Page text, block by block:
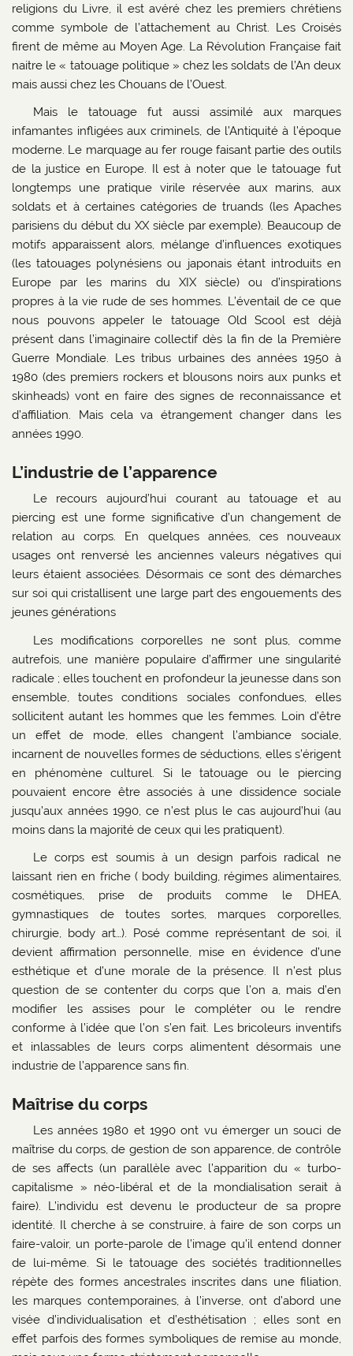
religions du Livre, il est avéré chez les premiers chrétiens
comme symbole de l’attachement au Christ. Les Croisés
firent de même au Moyen Age. La Révolution Française fait
naitre le « tatouage politique » chez les soldats de l’An deux
mais aussi chez les Chouans de l’Ouest.
Mais le tatouage fut aussi assimilé aux marques
infamantes infligées aux criminels, de l’Antiquité à l’époque
moderne. Le marquage au fer rouge faisant partie des outils
de la justice en Europe. Il est à noter que le tatouage fut
longtemps une pratique virile réservée aux marins, aux
soldats et à certaines catégories de truands (les Apaches
parisiens du début du XX siècle par exemple). Beaucoup de
motifs apparaissent alors, mélange d’influences exotiques
(les tatouages polynésiens ou japonais étant introduits en
Europe par les marins du XIX siècle) ou d’inspirations
propres à la vie rude de ses hommes. L’éventail de ce que
nous pouvons appeler le tatouage Old Scool est déjà
présent dans l’imaginaire collectif dès la fin de la Première
Guerre Mondiale. Les tribus urbaines des années 1950 à
1980 (des premiers rockers et blousons noirs aux punks et
skinheads) vont en faire des signes de reconnaissance et
d’affiliation. Mais cela va étrangement changer dans les
années 1990.
L’industrie de l’apparence
Le recours aujourd’hui courant au tatouage et au
piercing est une forme significative d’un changement de
relation au corps. En quelques années, ces nouveaux
usages ont renversé les anciennes valeurs négatives qui
leurs étaient associées. Désormais ce sont des démarches
sur soi qui cristallisent une large part des engouements des
jeunes générations
Les modifications corporelles ne sont plus, comme
autrefois, une manière populaire d’affirmer une singularité
radicale ; elles touchent en profondeur la jeunesse dans son
ensemble, toutes conditions sociales confondues, elles
sollicitent autant les hommes que les femmes. Loin d’être
un effet de mode, elles changent l’ambiance sociale,
incarnent de nouvelles formes de séductions, elles s’érigent
en phénomène culturel. Si le tatouage ou le piercing
pouvaient encore être associés à une dissidence sociale
jusqu’aux années 1990, ce n’est plus le cas aujourd’hui (au
moins dans la majorité de ceux qui les pratiquent).
Le corps est soumis à un design parfois radical ne
laissant rien en friche ( body building, régimes alimentaires,
cosmétiques, prise de produits comme le DHEA,
gymnastiques de toutes sortes, marques corporelles,
chirurgie, body art…). Posé comme représentant de soi, il
devient affirmation personnelle, mise en évidence d’une
esthétique et d’une morale de la présence. Il n’est plus
question de se contenter du corps que l’on a, mais d’en
modifier les assises pour le compléter ou le rendre
conforme à l’idée que l’on s’en fait. Les bricoleurs inventifs
et inlassables de leurs corps alimentent désormais une
industrie de l’apparence sans fin.
Maîtrise du corps
Les années 1980 et 1990 ont vu émerger un souci de
maîtrise du corps, de gestion de son apparence, de contrôle
de ses affects (un parallèle avec l’apparition du « turbo-
capitalisme » néo-libéral et de la mondialisation serait à
faire). L’individu est devenu le producteur de sa propre
identité. Il cherche à se construire, à faire de son corps un
faire-valoir, un porte-parole de l’image qu’il entend donner
de lui-même. Si le tatouage des sociétés traditionnelles
répète des formes ancestrales inscrites dans une filiation,
les marques contemporaines, à l’inverse, ont d’abord une
visée d’individualisation et d’esthétisation ; elles sont en
effet parfois des formes symboliques de remise au monde,